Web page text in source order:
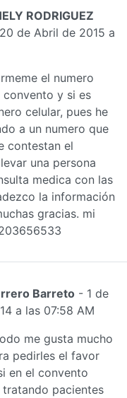
RODRIGUEZ
de Abril de 2015 a
el numero
y si es
celular, pues he
a un numero que
contestan el
una persona
medica con las
la información
gracias. mi
Barreto - 1 de
a las 07:58 AM
me gusta mucho
pedirles el favor
en el convento
pacientes